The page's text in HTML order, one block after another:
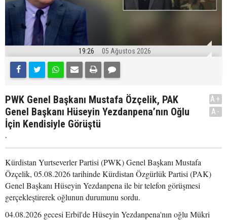
19:26 05 Ağustos 2026
PWK Genel Başkanı Mustafa Özçelik, PAK
Genel Başkanı Hüseyin Yezdanpena’nın Oğlu
İçin Kendisiyle Görüştü
.
A+
A-
Kürdistan Yurtseverler Partisi (PWK) Genel Başkanı Mustafa
Özçelik, 05.08.2026 tarihinde Kürdistan Özgürlük Partisi (PAK)
Genel Başkanı Hüseyin Yezdanpena ile bir telefon görüşmesi
gerçekleştirerek oğlunun durumunu sordu.
04.08.2026 gecesi Erbil'de Hüseyin Yezdanpena'nın oğlu Mükri